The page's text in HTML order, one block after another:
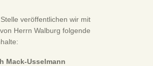
veröffentlichen wir mit
Herrn Walburg folgende
Mack-Usselmann